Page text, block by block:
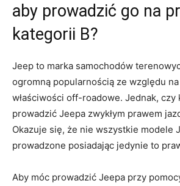
aby prowadzić go na
kategorii B?
Jeep to‌ marka samochodów
⁣ogromną popularnością ze względu
właściwości off-roadowe. ‌Jednak, czy
prowadzić ‍Jeepa zwykłym‌ prawem
Okazuje⁤ się, że nie wszystkie modele
prowadzone posiadając‌ jedynie to
Aby móc⁣ prowadzić Jeepa przy